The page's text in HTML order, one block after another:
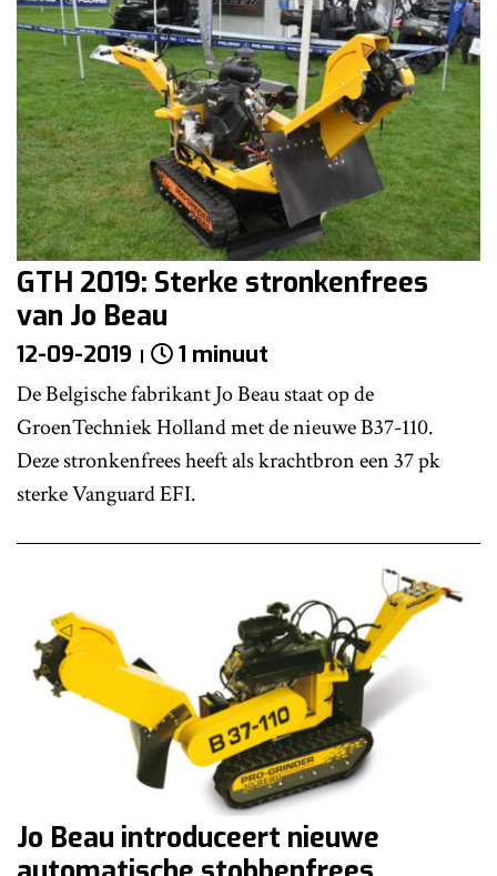
GTH 2019: Sterke stronkenfrees
van Jo Beau
12-09-2019 1 minuut
De Belgische fabrikant Jo Beau staat op de
GroenTechniek Holland met de nieuwe B37-110.
Deze stronkenfrees heeft als krachtbron een 37 pk
sterke Vanguard EFI.
Jo Beau introduceert nieuwe